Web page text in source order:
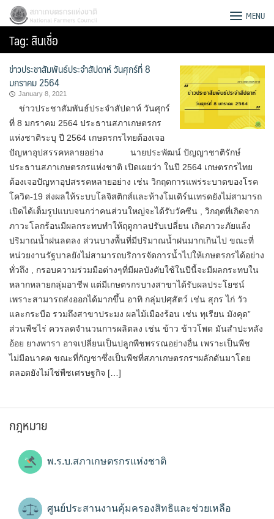
Skip
content
Search
for:
สภาเกษตรกรแห่งชาติ MENU
Tag:สินเชื่อ
ข่าวประชาสัมพันธ์ประจำสัปดาห์ วันศุกร์ที่ 8
มกราคม 2564
January 8, 2021
ข่าวประชาสัมพันธ์ประจำสัปดาห์ วันศุกร์
ที่ 8 มกราคม 2564 ประธานสภาเกษตรกร
แห่งชาติระบุ ปี 2564 เกษตรกรไทยต้องเจอ
ปัญหาอุปสรรคหลายอย่าง นายประพัฒน์ ปัญญาชาติรักษ์
ประธานสภาเกษตรกรแห่งชาติ เปิดเผยว่า ในปี 2564 เกษตรกรไทย
ต้องเจอปัญหาอุปสรรคหลายอย่าง เช่น วิกฤตการแพร่ระบาดของโรค
โควิด-19 ส่งผลให้ระบบโลจิสติกส์และห้างโมเดิร์นเทรดยังไม่สามารถ
เปิดได้เต็มรูปแบบจนกว่าคนส่วนใหญ่จะได้รับวัคซีน , วิกฤตที่เกิดจาก
ภาวะโลกร้อนมีผลกระทบทำให้ฤดูกาลปรับเปลี่ยน เกิดภาวะภัยแล้ง
ปริมาณน้ำฝนลดลง ส่วนบางพื้นที่มีปริมาณน้ำฝนมากเกินไป ขณะที่
หน่วยงานรัฐบาลยังไม่สามารถบริการจัดการน้ำไปให้เกษตรกรได้อย่าง
ทั่วถึง , กรอบความร่วมมือต่างๆที่มีผลบังคับใช้ในปีนี้จะมีผลกระทบใน
หลากหลายกลุ่มอาชีพ แต่มีเกษตรกรบางสาขาได้รับผลประโยชน์
เพราะสามารถส่งออกได้มากขึ้น อาทิ กลุ่มปศุสัตว์ เช่น สุกร ไก่ วัว
และกระบือ รวมถึงสาขาประมง ผลไม้เมืองร้อน เช่น ทุเรียน มังคุด”
ส่วนพืชไร่ ควรลดจำนวนการผลิตลง เช่น ข้าว ข้าวโพด มันสำปะหลัง
อ้อย ยางพารา อาจเปลี่ยนเป็นปลูกพืชพรรณอย่างอื่น เพราะเป็นพืช
ไม่มีอนาคต ขณะที่กัญชาซึ่งเป็นพืชที่สภาเกษตรกรฯผลักดันมาโดย
ตลอดยังไม่ใช่พืชเศรษฐกิจ […]
กฎหมาย
พ.ร.บ.สภาเกษตรกรแห่งชาติ
ศูนย์ประสานงานคุ้มครองสิทธิและช่วยเหลือ